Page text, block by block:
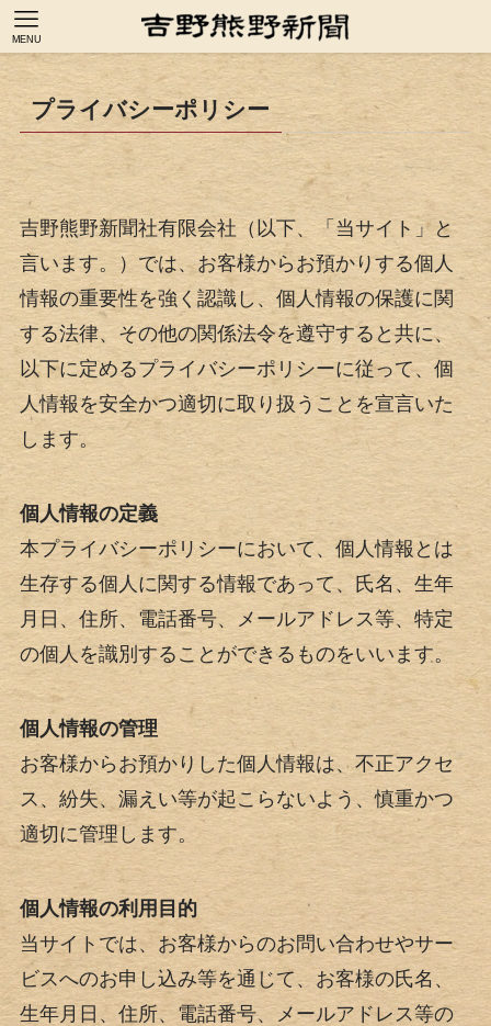
MENU
プライバシーポリシー
吉野熊野新聞社有限会社（以下、「当サイト」と
言います。）では、お客様からお預かりする個人
情報の重要性を強く認識し、個人情報の保護に関
する法律、その他の関係法令を遵守すると共に、
以下に定めるプライバシーポリシーに従って、個
人情報を安全かつ適切に取り扱うことを宣言いた
します。
個人情報の定義
本プライバシーポリシーにおいて、個人情報とは
生存する個人に関する情報であって、氏名、生年
月日、住所、電話番号、メールアドレス等、特定
の個人を識別することができるものをいいます。
個人情報の管理
お客様からお預かりした個人情報は、不正アクセ
ス、紛失、漏えい等が起こらないよう、慎重かつ
適切に管理します。
個人情報の利用目的
当サイトでは、お客様からのお問い合わせやサー
ビスへのお申し込み等を通じて、お客様の氏名、
生年月日、住所、電話番号、メールアドレス等の